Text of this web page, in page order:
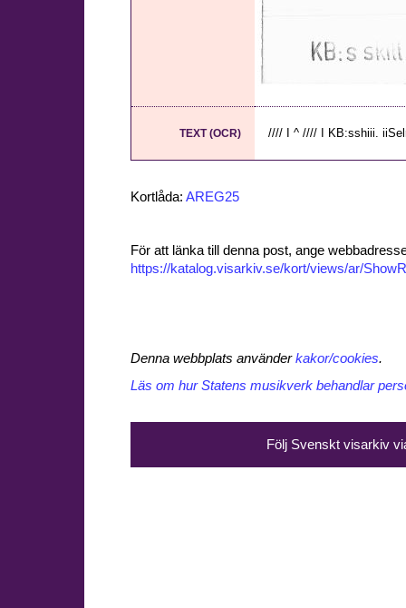
TEXT (OCR) //// I ^ //// I KB:sshiii.
Kortlåda: AREG25
För att länka till denna post, ange
https://katalog.visarkiv.se/kort/views/ar/
Denna webbplats använderkakor/cookies.
Läs om hur Statens musikverk behandlar
Följ Svenskt visarkiv